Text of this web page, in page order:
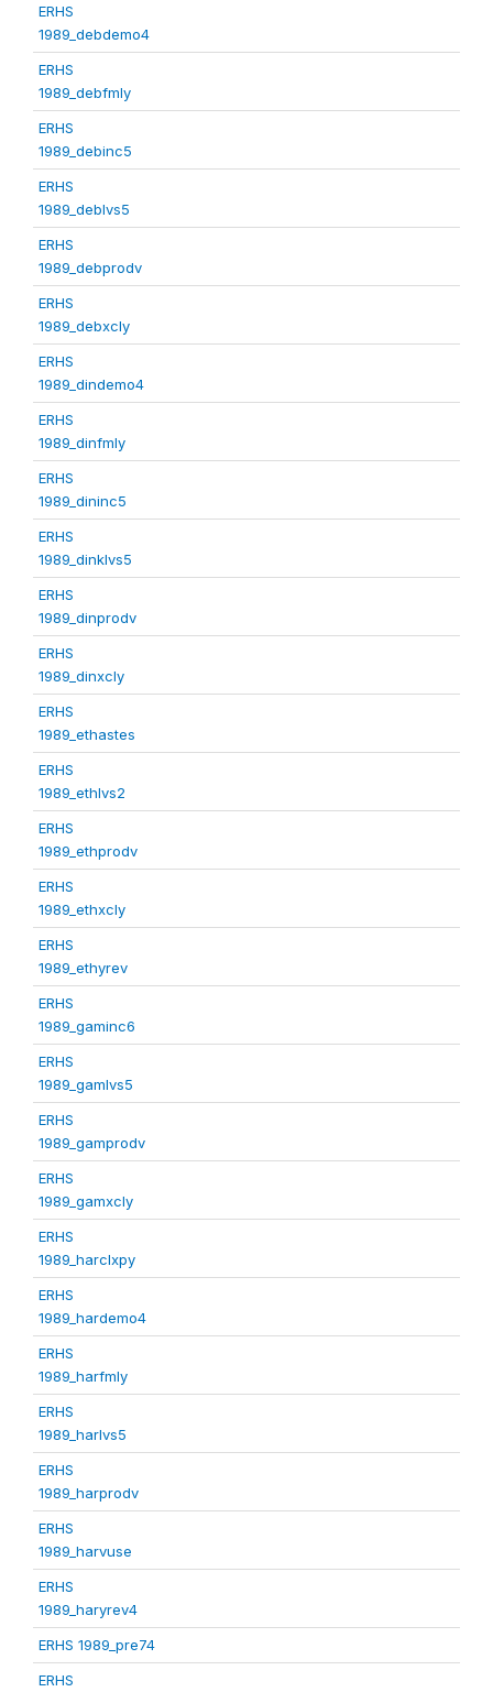
ERHS
1989_debdemo4
ERHS
1989_debfmly
ERHS
1989_debinc5
ERHS
1989_deblvs5
ERHS
1989_debprodv
ERHS
1989_debxcly
ERHS
1989_dindemo4
ERHS
1989_dinfmly
ERHS
1989_dininc5
ERHS
1989_dinklvs5
ERHS
1989_dinprodv
ERHS
1989_dinxcly
ERHS
1989_ethastes
ERHS
1989_ethlvs2
ERHS
1989_ethprodv
ERHS
1989_ethxcly
ERHS
1989_ethyrev
ERHS
1989_gaminc6
ERHS
1989_gamlvs5
ERHS
1989_gamprodv
ERHS
1989_gamxcly
ERHS
1989_harclxpy
ERHS
1989_hardemo4
ERHS
1989_harfmly
ERHS
1989_harlvs5
ERHS
1989_harprodv
ERHS
1989_harvuse
ERHS
1989_haryrev4
ERHS 1989_pre74
ERHS